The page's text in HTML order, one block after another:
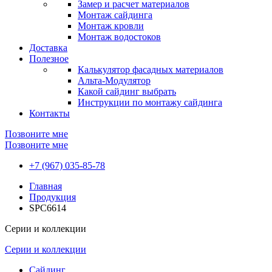
Замер и расчет материалов
Монтаж сайдинга
Монтаж кровли
Монтаж водостоков
Доставка
Полезное
Калькулятор фасадных материалов
Альта-Модулятор
Какой сайдинг выбрать
Инструкции по монтажу сайдинга
Контакты
Позвоните мне
Позвоните мне
+7 (967) 035-85-78
Главная
Продукция
SPC6614
Серии и коллекции
Серии и коллекции
Сайдинг